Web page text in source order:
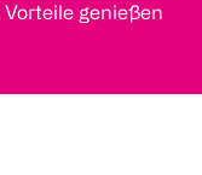
Vorteile genießen